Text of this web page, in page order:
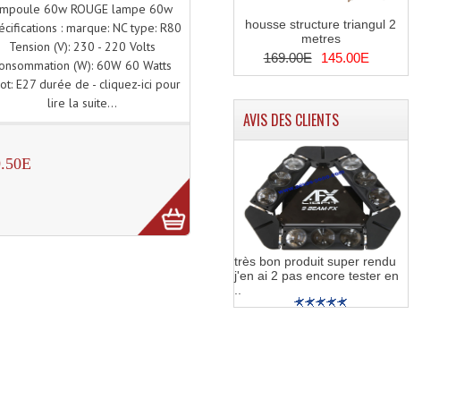
60w ROUGE lampe 60w
: marque: NC type: R80
Tension (V): 230 - 220 Volts
(W): 60W 60 Watts
E27 durée de - cliquez-ici pour
lire la suite...
housse structure triangul 2
metres
169.00E 145.00E
AVIS DES CLIENTS
très bon produit super rendu
j'en ai 2 pas encore tester en
..